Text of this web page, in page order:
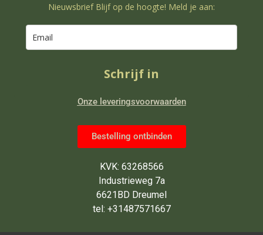
Nieuwsbrief Blijf op de hoogte! Meld je aan:
Schrijf in
Onze leveringsvoorwaarden
Bestelling ontbinden
KVK: 63268566
Industrieweg 7a
6621BD Dreumel
tel: +31487571667